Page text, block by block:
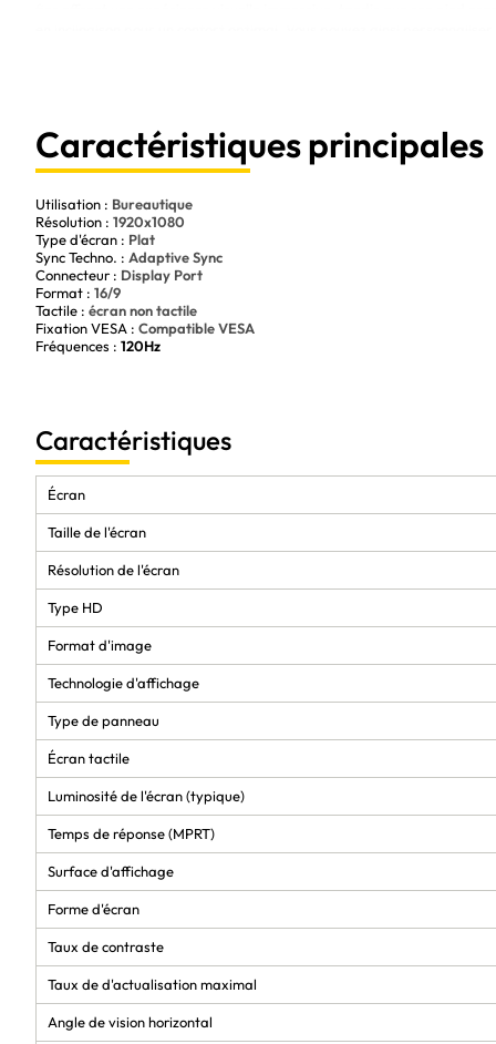
Technologie IPS et temps de réponse de 1ms pour un confort visuel et
Adaptive Sync pour une synchronisation parfaite entre la carte
Design élégant et ergonomique pour une intégration parfaite et un
Caractéristiques principales
Utilisation : Bureautique
Résolution : 1920x1080
Type d'écran : Plat
Sync Techno. : Adaptive Sync
Connecteur : Display Port
Format : 16/9
Tactile : écran non tactile
Fixation VESA : Compatible VESA
Fréquences : 120Hz
Caractéristiques
Écran
Taille de l'écran
Résolution de l'écran
Type HD
Format d'image
Technologie d'affichage
Type de panneau
Écran tactile
Luminosité de l'écran (typique)
Temps de réponse (MPRT)
Surface d'affichage
Forme d'écran
Taux de contraste
Taux de d'actualisation maximal
Angle de vision horizontal